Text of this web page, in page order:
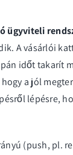
ügyviteli
A vásárlói
időt takarít
a jól
lépésre,
(push, pl.